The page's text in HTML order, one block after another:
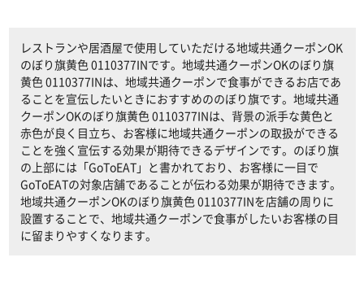
レストランや居酒屋で使用していただける地域共通クーポンOK
のぼり旗黄色 0110377INです。地域共通クーポンOKのぼり旗
黄色 0110377INは、地域共通クーポンで食事ができるお店であ
ることを宣伝したいときにおすすめののぼり旗です。地域共通
クーポンOKのぼり旗黄色 0110377INは、背景の派手な黄色と
赤色が良く目立ち、お客様に地域共通クーポンの取扱ができる
ことを強く宣伝する効果が期待できるデザインです。のぼり旗
の上部には「GoToEAT」と書かれており、お客様に一目で
GoToEATの対象店舗であることが伝わる効果が期待できます。
地域共通クーポンOKのぼり旗黄色 0110377INを店舗の周りに
設置することで、地域共通クーポンで食事がしたいお客様の目
に留まりやすくなります。